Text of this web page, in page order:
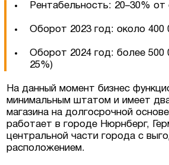
Рентабельность: 20–30%
Оборот 2023 год: около 400
Оборот 2024 год: более 500
25%)
На данный момент бизнес
минимальным штатом и имеет
магазина на долгосрочной
работает в городе Нюрнберг,
центральной части города с
расположением.